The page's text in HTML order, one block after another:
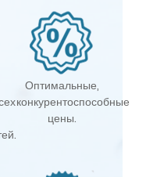
Оптимальные,
конкурентоспособные
цены.